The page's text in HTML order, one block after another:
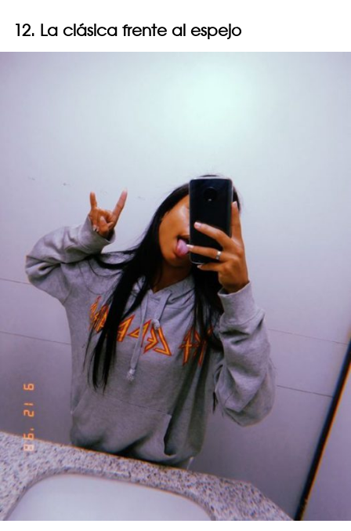
12. La clásica frente al espejo